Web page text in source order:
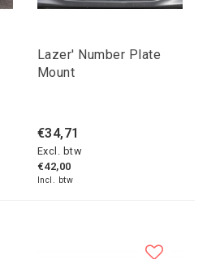
Lazer' Number Plate
Mount
€34,71
Excl. btw
€42,00
Incl. btw